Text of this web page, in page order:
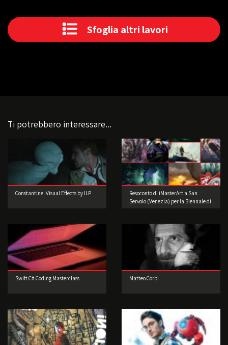
Sfoglia altri lavori
Ti potrebbero interessare...
Constantine: Visual Effects by ILP
Resoconto di iMasterArt a San
Servolo (Venezia) per la Biennale di
Swift C# Coding Masterclass Matteo Corbi